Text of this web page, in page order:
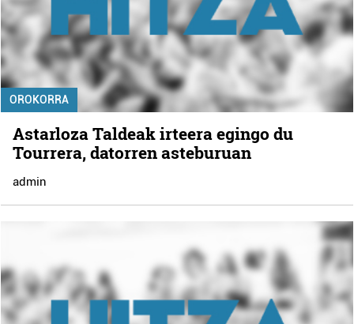
OROKORRA
Astarloza Taldeak irteera egingo du
Tourrera, datorren asteburuan
admin